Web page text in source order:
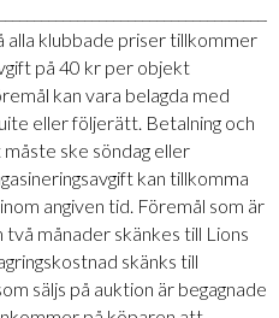
alla klubbade priser tillkommer
på 40 kr per objekt
kan vara belagda med
eller följerätt. Betalning och
ske söndag eller
kan tillkomma
angiven tid. Föremål som är
månader skänkes till Lions
skänks till
säljs på auktion är begagnade